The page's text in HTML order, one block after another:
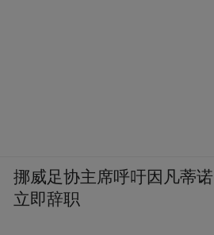
挪威足协主席呼吁因凡蒂诺
立即辞职